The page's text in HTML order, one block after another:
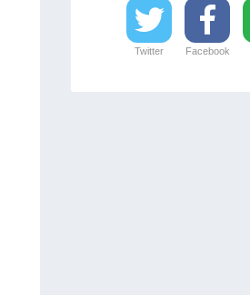
Twitter Facebook